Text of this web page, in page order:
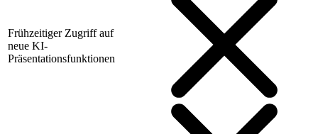
Frühzeitiger Zugriff auf
neue KI-
Präsentationsfunktionen